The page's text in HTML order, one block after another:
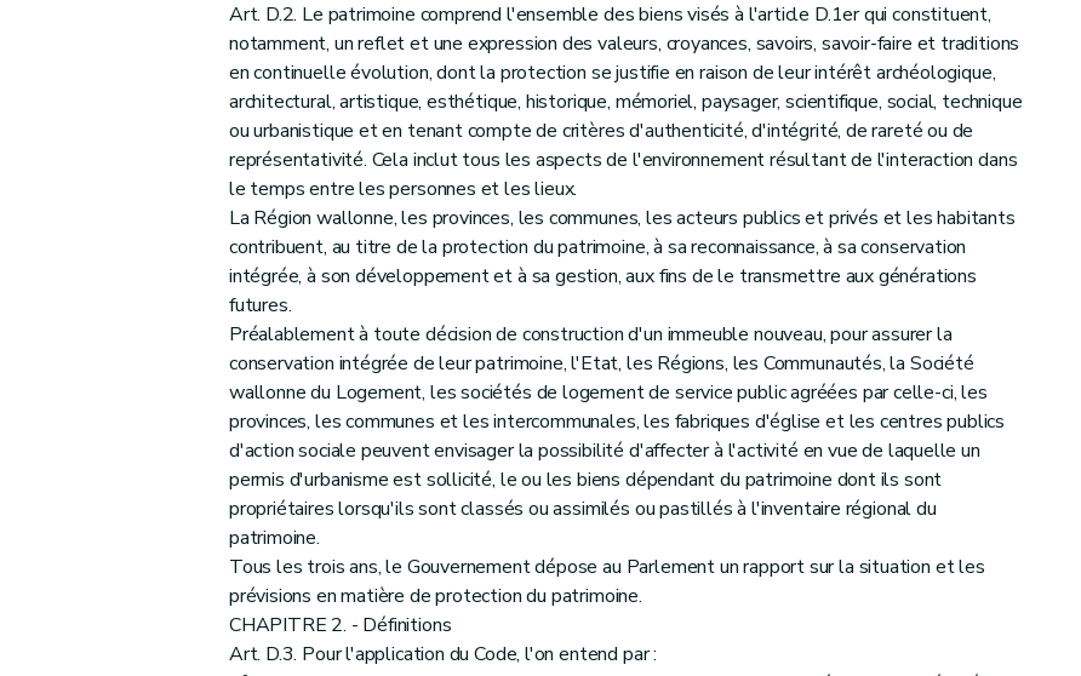
Art. 31
Art. 32
Art. 33
Modifications apportées au Code du Développement territorial
Art. 34
Art. 35
Art. 36
Art. 37
Art. 38
Art. 39
Art. 40
Art. 41
Art. 42
Art. 43
Art. 44
Art. 45
Art. 46
Art. 47
Art. 48
Art. 49
Art. D.2. Le patrimoine comprend l'ensemble des biens visés à l'article D.1er qui constituent,
notamment, un reflet et une expression des valeurs, croyances, savoirs, savoir-faire et traditions
en continuelle évolution, dont la protection se justifie en raison de leur intérêt archéologique,
architectural, artistique, esthétique, historique, mémoriel, paysager, scientifique, social, technique
ou urbanistique et en tenant compte de critères d'authenticité, d'intégrité, de rareté ou de
représentativité. Cela inclut tous les aspects de l'environnement résultant de l'interaction dans
le temps entre les personnes et les lieux.
La Région wallonne, les provinces, les communes, les acteurs publics et privés et les habitants
contribuent, au titre de la protection du patrimoine, à sa reconnaissance, à sa conservation
intégrée, à son développement et à sa gestion, aux fins de le transmettre aux générations
futures.
Préalablement à toute décision de construction d'un immeuble nouveau, pour assurer la
conservation intégrée de leur patrimoine, l'Etat, les Régions, les Communautés, la Société
wallonne du Logement, les sociétés de logement de service public agréées par celle-ci, les
provinces, les communes et les intercommunales, les fabriques d'église et les centres publics
d'action sociale peuvent envisager la possibilité d'affecter à l'activité en vue de laquelle un
permis d'urbanisme est sollicité, le ou les biens dépendant du patrimoine dont ils sont
propriétaires lorsqu'ils sont classés ou assimilés ou pastillés à l'inventaire régional du
patrimoine.
Tous les trois ans, le Gouvernement dépose au Parlement un rapport sur la situation et les
prévisions en matière de protection du patrimoine.
CHAPITRE 2. - Définitions
Art. D.3. Pour l'application du Code, l'on entend par :